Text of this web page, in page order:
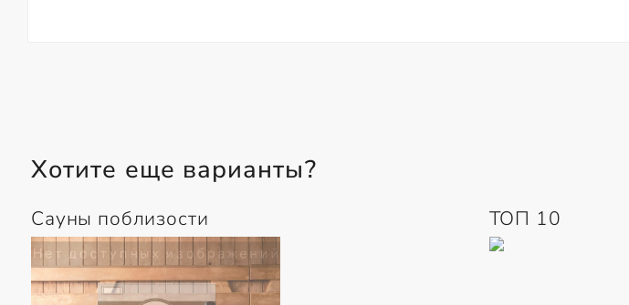
Хотите еще варианты?
Сауны поблизости ТОП 10